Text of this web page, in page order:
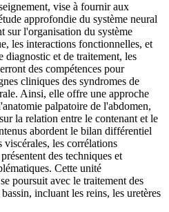
vise à fournir aux
approfondie du système neural
sur l'organisation du système
les interactions fonctionnelles, et
diagnostic et de traitement, les
des compétences pour
cliniques des syndromes de
Ainsi, elle offre une approche
palpatoire de l'abdomen,
la relation entre le contenant et le
abordent le bilan différentiel
viscérales, les corrélations
des techniques et
Cette unité
poursuit avec le traitement des
incluant les reins, les uretères